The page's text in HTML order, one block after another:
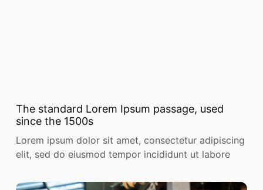
The standard Lorem Ipsum passage, used
since the 1500s
Lorem ipsum dolor sit amet, consectetur adipiscing
elit, sed do eiusmod tempor incididunt ut labore